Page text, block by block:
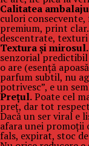
Calitatea
culori
premium, print
descentrate,
Textura și mirosul.
senzorial
o are (esență
parfum subtil, nu
potrivesc”, e un
Prețul.Poate cel
preț, dar tot
Dacă un ser viral e
afara unei promoții
fals, expirat, stoc